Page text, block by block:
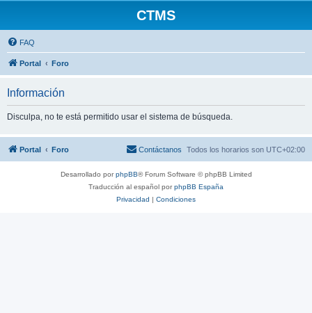
CTMS
FAQ
Portal Foro
Información
Disculpa, no te está permitido usar el sistema de búsqueda.
Portal Foro Todos los horarios son UTC+02:00
Contáctanos
Desarrollado porphpBB® Forum Software © phpBB Limited
Traducción al español porphpBB España
Privacidad | Condiciones